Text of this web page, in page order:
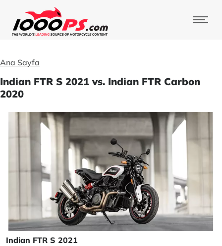
Ana Sayfa
Indian FTR S 2021 vs. Indian FTR Carbon
2020
Indian FTR S 2021